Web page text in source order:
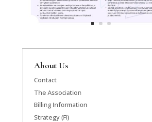
About Us
Contact
The Association
Billing Information
Strategy (FI)